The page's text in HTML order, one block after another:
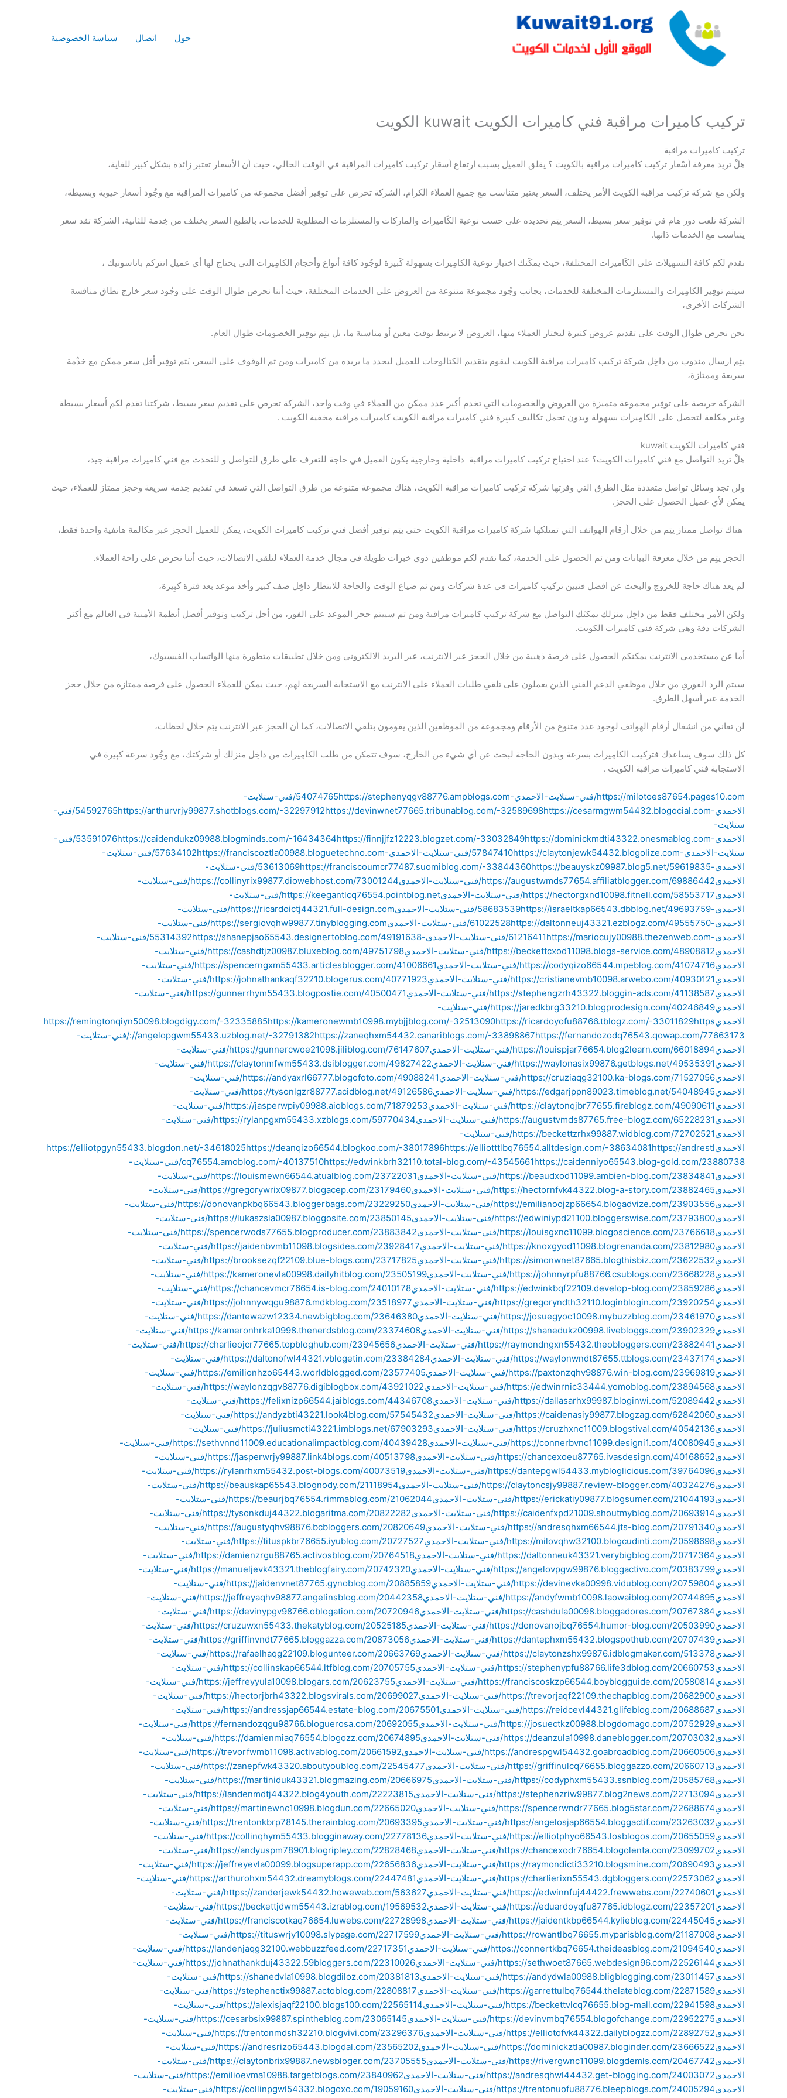
حول اتصال سياسة الخصوصية
تركيب كاميرات مراقبة فني كاميرات الكويت kuwait الكويت
تركيب كاميرات مراقبة
هلْ تريد معرفة أسْعار تركيب كاميرات مراقبة بالكويت ؟ يقلق العميل بسبب ارتفاع أسعَار تركيب كاميرات المراقبة في الوقت الحالي، حيث أن الأسعار تعتبر زائدة بشكل كبير للغاية،
ولكن مع شركة تركيب مراقبة الكويت الأمر يختلف، السعر يعتبر متناسب مع جميع العملاء الكرام، الشركة تحرص على توفِير أفضل مجموعة من كاميرات المراقبة مع وجُود أسعار حيوية وبسيطة،
الشركة تلعب دور هام في توفِير سعر بسيط، السعر يتِم تحديده على حسب نوعية الكَاميرات والماركات والمستلزمات المطلوبة للخدمات، بالطبع السعر يختلف من خِدمة للثانية، الشركة تقد سعر
يتناسب مع الخدمات ذاتها.
نقدم لكم كافة التسهيلات على الكَاميرات المختلفة، حيث يمكَنك اختيار نوعية الكامِيرات بسهولة كَبيرة لوجُود كافة أنواع وأحجام الكامِيرات التي يحتاج لها أي عميل انتركم باناسونيك ،
سيتم توفِير الكامِيرات والمستلزمات المختلفة للخدمات، بجانب وجُود مجموعة متنوعة من العروض على الخدمات المختلفة، حيث أننا نحرص طوال الوقت على وجُود سعر خارج نطاق منافسة
الشركات الأخرى،
نحن نحرص طوال الوقت على تقديم عروض كثيرة ليختار العملاء منها، العروض لا ترتبط بوقت معين أو مناسبة ما، بل يتِم توفِير الخصومات طوال العام.
يتِم ارسال مندوب من داخِل شركة تركيب كاميرات مراقبة الكويت ليقوم بتقديم الكتالوجات للعميل ليحدد ما يريده من كاميرات ومن ثم الوقوف على السعر، يَتم توفِير أقل سعر ممكن مع خدْمة
سريعة وممتازة،
الشركة حريصة على توفِير مجموعة متميزة من العروض والخصومات التي تخدم أكبر عدد ممكن من العملاء في وقت واحد، الشركة تحرص على تقديم سعر بسيط، شركتنا تقدم لكم أسعار بسيطة
وغير مكلفة لتحصل على الكامِيرات بسهولة وبدون تحمل تكاليف كبيِرة فني كاميرات مراقبة الكويت كاميرات مراقبة مخفية الكويت .
فني كاميرات الكويت kuwait
هلْ تريد التواصل مع فني كاميرات الكويت؟ عند احتياج تركيب كاميرات مراقبة داخلية وخارجية يكون العميل في حاجة للتعرف على طرق للتواصل و للتحدث مع فني كاميرات مراقبة جيد،
ولن تجد وسائل تواصل متعددة مثل الطرق التي وفرتها شركة تركيب كاميرات مراقبة الكويت، هناك مجموعة متنوعة من طرق التواصل التي تسعد في تقديم خِدمة سريعة وحجز ممتاز للعملاء، حيث
يمكن لأي عميل الحصول على الحجز.
هناك تواصل ممتاز يتِم من خلال أرقام الهواتف التي تمتلكها شركة كاميرات مراقبة الكويت حتى يتِم توفير أفضل فني تركيب كاميرات الكويت، يمكن للعميل الحجز عبر مكالمة هاتفية واحدة فقط،
الحجز يتِم من خلال معرفة البيانات ومن ثم الحصول على الخدمة، كما نقدم لكم موظفين ذوي خبرات طويلة في مجال خدمة العملاء لتلقي الاتصالات، حيث أننا نحرص على راحة العملاء.
لم يعد هناك حاجة للخروج والبحث عن افضل فنيين تركيب كاميرات في عدة شركات ومن ثم ضياع الوقت والحاجة للانتظار داخِل صف كبير وأخذ موعد بعد فترة كبِيرة،
ولكن الأمر مختلف فقط من داخِل منزلك يمكنَك التواصل مع شركة تركيب كاميرات مراقبة ومن ثم سييتم حجز الموعد على الفور، من أجل تركيب وتوفير أفضل أنظمة الأمنية في العالم مع أكثر
الشركات دقة وهي شركة فني كاميرات الكويت.
أما عن مستخدمي الانترنت يمكنكم الحصول على فرصة ذهبية من خلال الحجز عبر الانترنت، عبر البريد الالكتروني ومن خلال تطبيقات متطورة منها الواتساب الفيسبوك،
سيتم الرد الفوري من خلال موظفي الدعم الفني الذين يعملون على تلقي طلبات العملاء على الانترنت مع الاستجابة السريعة لهم، حيث يمكن للعملاء الحصول على فرصة ممتازة من خلال حجز
الخدمة عبر أسهل الطرق.
لن تعاني من انشغال أرقام الهواتف لوجود عدد متنوع من الأرقام ومجموعة من الموظفين الذين يقومون بتلقي الاتصالات، كما أن الحجز عبر الانترنت يتِم خلال لحظات،
كل ذلك سوف يساعدك فتركيب الكامِيرات بسرعة وبدون الحاجة لبحث عن أي شيء من الخارج، سوف تتمكن من طلب الكامِيرات من داخِل منزلك أو شركتك، مع وجُود سرعة كبِيرة في
الاستجابة فني كاميرات مراقبة الكويت .
https://milotoes87654.pages10.com/فني-ستلايت-الاحمدي-54074765
https://stephenyqgv88776.ampblogs.com/فني-ستلايت-
الاحمدي-54592765
https://arthurvrjy99877.shotblogs.com/-32297912https://devinwnet77665.tribunablog.com/-32589698
https://cesarmgwm54432.blogocial.com/فني-
ستلايت-
الاحمدي-53591076
https://caidendukz09988.blogminds.com/-16434364https://finnjjfz12223.blogzet.com/-33032849
https://dominickmdti43322.onesmablog.com/فني-
ستلايت-الاحمدي-57847410https://claytonjewk54432.blogolize.com/فني-ستلايت-الاحمدي-57634102
https://franciscoztla00988.bloguetechno.com/فني-ستلايت-
الاحمدي-53613069
https://franciscoumcr77487.suomiblog.com/-33844360
https://beauyskz09987.blog5.net/59619835/فني-ستلايت-
الاحمديhttps://augustwmds77654.affiliatblogger.com/69886442/فني-ستلايت-الاحمدي
https://collinyrix99877.diowebhost.com/73001244/فني-ستلايت-
الاحمديhttps://hectorgxnd10098.fitnell.com/58553717/فني-ستلايت-الاحمدي
https://keegantlcq76554.pointblog.net/فني-ستلايت-
الاحمدي-58683539https://israeltkap66543.dbblog.net/49693759/فني-ستلايت-الاحمدي
https://ricardoictj44321.full-design.com/فني-ستلايت-
الاحمدي-61022528https://daltonneuj43321.ezblogz.com/49555750/فني-ستلايت-الاحمدي
https://sergiovqhw99877.tinyblogging.com/فني-ستلايت-
الاحمدي-61216411https://mariocujy00988.thezenweb.com/فني-ستلايت-الاحمدي-55314392
https://shanepjao65543.designertoblog.com/49191638/فني-ستلايت-
الاحمديhttps://beckettcxod11098.blogs-service.com/48908812/فني-ستلايت-الاحمدي
https://cashdtjz00987.bluxeblog.com/49751798/فني-ستلايت-
الاحمديhttps://codyqizo66544.mpeblog.com/41074716/فني-ستلايت-الاحمدي
https://spencerngxm55433.articlesblogger.com/41006661/فني-ستلايت-
الاحمديhttps://cristianevmb10098.arwebo.com/40930121/فني-ستلايت-الاحمدي
https://johnathankaqf32210.blogerus.com/40771923/فني-ستلايت-
الاحمديhttps://stephengzrh43322.bloggin-ads.com/41138587/فني-ستلايت-الاحمدي
https://gunnerrhym55433.blogpostie.com/40500471/فني-ستلايت-
الاحمدي
https://jaredkbrg33210.blogprodesign.com/40246849/فني-ستلايت-
الاحمدي
https://remingtonqiyn50098.blogdigy.com/-32335885https://kameronewmb10998.mybjjblog.com/-32513090https://ricardoyofu88766.tblogz.com/-33011829https
://angelopgwm55433.uzblog.net/-32791382https://zaneqhxm54432.canariblogs.com/-33898867
https://fernandozodq76543.qowap.com/77663173/فني-ستلايت-
الاحمديhttps://louispjar76654.blog2learn.com/66018894/فني-ستلايت-الاحمدي
https://gunnercwoe21098.jiliblog.com/76147607/فني-ستلايت-
الاحمديhttps://waylonasix99876.getblogs.net/49535391/فني-ستلايت-الاحمدي
https://claytonmfwm55433.dsiblogger.com/49827422/فني-ستلايت-
الاحمديhttps://cruziaqg32100.ka-blogs.com/71527056/فني-ستلايت-الاحمدي
https://andyaxrl66777.blogofoto.com/49088241/فني-ستلايت-
الاحمديhttps://edgarjppn89023.timeblog.net/54048945/فني-ستلايت-الاحمدي
https://tysonlgzr88777.acidblog.net/49126586/فني-ستلايت-
الاحمديhttps://claytonqjbr77655.fireblogz.com/49090611/فني-ستلايت-الاحمدي
https://jasperwpiy09988.aioblogs.com/71879253/فني-ستلايت-
الاحمديhttps://augustvmds87765.free-blogz.com/65228231/فني-ستلايت-الاحمدي
https://rylanpgxm55433.xzblogs.com/59770434/فني-ستلايت-
الاحمدي
https://beckettzrhx99887.widblog.com/72702521/فني-ستلايت-
الاحمدي
https://elliotpgyn55433.blogdon.net/-34618025https://deanqizo66544.blogkoo.com/-38017896https://elliotttlbq76554.alltdesign.com/-38634081https://andrestl
cq76554.amoblog.com/-40137510https://edwinkbrh32110.total-blog.com/-43545661
https://caidenniyo65543.blog-gold.com/23880738/فني-ستلايت-
الاحمديhttps://beaudxod11099.ambien-blog.com/23834841/فني-ستلايت-الاحمدي
https://louismewn66544.atualblog.com/23722031/فني-ستلايت-
الاحمديhttps://hectornfvk44322.blog-a-story.com/23882465/فني-ستلايت-الاحمدي
https://gregorywrix09877.blogacep.com/23179460/فني-ستلايت-
الاحمديhttps://emilianoojzp66654.blogadvize.com/23903556/فني-ستلايت-الاحمدي
https://donovanpkbq66543.bloggerbags.com/23229250/فني-ستلايت-
الاحمديhttps://edwiniypd21100.bloggerswise.com/23793800/فني-ستلايت-الاحمدي
https://lukaszsla00987.bloggosite.com/23850145/فني-ستلايت-
الاحمديhttps://louisgxnc11099.blogoscience.com/23766618/فني-ستلايت-الاحمدي
https://spencerwods77655.blogproducer.com/23883842/فني-ستلايت-
الاحمديhttps://knoxgyod11098.blogrenanda.com/23812980/فني-ستلايت-الاحمدي
https://jaidenbvmb11098.blogsidea.com/23928417/فني-ستلايت-
الاحمديhttps://simonwnet87665.blogthisbiz.com/23622532/فني-ستلايت-الاحمدي
https://brooksezqf22109.blue-blogs.com/23717825/فني-ستلايت-
الاحمديhttps://johnnyrpfu88766.csublogs.com/23668228/فني-ستلايت-الاحمدي
https://kameronevla00998.dailyhitblog.com/23505199/فني-ستلايت-
الاحمديhttps://edwinkbqf22109.develop-blog.com/23859286/فني-ستلايت-الاحمدي
https://chancevmcr76654.is-blog.com/24010178/فني-ستلايت-
الاحمديhttps://gregoryndth32110.loginblogin.com/23920254/فني-ستلايت-الاحمدي
https://johnnywqgu98876.mdkblog.com/23518977/فني-ستلايت-
الاحمديhttps://josuegyoc10098.mybuzzblog.com/23461970/فني-ستلايت-الاحمدي
https://dantewazw12334.newbigblog.com/23646380/فني-ستلايت-
الاحمديhttps://shanedukz00998.livebloggs.com/23902329/فني-ستلايت-الاحمدي
https://kameronhrka10998.thenerdsblog.com/23374608/فني-ستلايت-
الاحمديhttps://raymondngxn55432.theobloggers.com/23882441/فني-ستلايت-الاحمدي
https://charlieojcr77665.topbloghub.com/23945656/فني-ستلايت-
الاحمديhttps://waylonwndt87655.ttblogs.com/23437174/فني-ستلايت-الاحمدي
https://daltonofwl44321.vblogetin.com/23384284/فني-ستلايت-
الاحمديhttps://paxtonzqhv98876.win-blog.com/23969819/فني-ستلايت-الاحمدي
https://emilionhzo65443.worldblogged.com/23577405/فني-ستلايت-
الاحمديhttps://edwinrnic33444.yomoblog.com/23894568/فني-ستلايت-الاحمدي
https://waylonzqgv88776.digiblogbox.com/43921022/فني-ستلايت-
الاحمديhttps://dallasarhx99987.bloginwi.com/52089442/فني-ستلايت-الاحمدي
https://felixnizp66544.jaiblogs.com/44346708/فني-ستلايت-
الاحمديhttps://caidenasiy99877.blogzag.com/62842060/فني-ستلايت-الاحمدي
https://andyzbti43221.look4blog.com/57545432/فني-ستلايت-
الاحمديhttps://cruzhxnc11009.blogstival.com/40542136/فني-ستلايت-الاحمدي
https://juliusmcti43221.imblogs.net/67903293/فني-ستلايت-
الاحمديhttps://connerbvnc11099.designi1.com/40080945/فني-ستلايت-الاحمدي
https://sethvnnd11009.educationalimpactblog.com/40439428/فني-ستلايت-
الاحمديhttps://chancexoeu87765.ivasdesign.com/40168652/فني-ستلايت-الاحمدي
https://jasperwrjy99887.link4blogs.com/40513798/فني-ستلايت-
الاحمديhttps://dantepgwl54433.mybloglicious.com/39764096/فني-ستلايت-الاحمدي
https://rylanrhxm55432.post-blogs.com/40073519/فني-ستلايت-
الاحمديhttps://claytoncsjy99887.review-blogger.com/40324276/فني-ستلايت-الاحمدي
https://beauskap65543.blognody.com/21118954/فني-ستلايت-
الاحمديhttps://erickatiy09877.blogsumer.com/21044193/فني-ستلايت-الاحمدي
https://beaurjbq76554.rimmablog.com/21062044/فني-ستلايت-
الاحمديhttps://caidenfxpd21009.shoutmyblog.com/20693914/فني-ستلايت-الاحمدي
https://tysonkduj44322.blogaritma.com/20822282/فني-ستلايت-
الاحمديhttps://andresqhxm66544.jts-blog.com/20791340/فني-ستلايت-الاحمدي
https://augustyqhv98876.bcbloggers.com/20820649/فني-ستلايت-
الاحمديhttps://milovqhw32100.blogcudinti.com/20598698/فني-ستلايت-الاحمدي
https://tituspkbr76655.iyublog.com/20727527/فني-ستلايت-
الاحمديhttps://daltonneuk43321.verybigblog.com/20717364/فني-ستلايت-الاحمدي
https://damienzrgu88765.activosblog.com/20764518/فني-ستلايت-
الاحمديhttps://angelovpgw99876.bloggactivo.com/20383799/فني-ستلايت-الاحمدي
https://manueljevk43321.theblogfairy.com/20742320/فني-ستلايت-
الاحمديhttps://devinevka00998.vidublog.com/20759804/فني-ستلايت-الاحمدي
https://jaidenvnet87765.gynoblog.com/20885859/فني-ستلايت-
الاحمديhttps://andyfwmb10098.laowaiblog.com/20744695/فني-ستلايت-الاحمدي
https://jeffreyaqhv98877.angelinsblog.com/20442358/فني-ستلايت-
الاحمديhttps://cashdula00098.bloggadores.com/20767384/فني-ستلايت-الاحمدي
https://devinypgv98766.oblogation.com/20720946/فني-ستلايت-
الاحمديhttps://donovanojbq76554.humor-blog.com/20503990/فني-ستلايت-الاحمدي
https://cruzuwxn55433.thekatyblog.com/20525185/فني-ستلايت-
الاحمديhttps://dantephxm55432.blogspothub.com/20707439/فني-ستلايت-الاحمدي
https://griffinvndt77665.bloggazza.com/20873056/فني-ستلايت-
الاحمديhttps://claytonzshx99876.idblogmaker.com/513378/فني-ستلايت-الاحمدي
https://rafaelhaqg22109.blogunteer.com/20663769/فني-ستلايت-
الاحمديhttps://stephenypfu88766.life3dblog.com/20660753/فني-ستلايت-الاحمدي
https://collinskap66544.ltfblog.com/20705755/فني-ستلايت-
الاحمديhttps://franciscoskzp66544.boyblogguide.com/20580814/فني-ستلايت-الاحمدي
https://jeffreyyula10098.blogars.com/20623755/فني-ستلايت-
الاحمديhttps://trevorjaqf22109.thechapblog.com/20682900/فني-ستلايت-الاحمدي
https://hectorjbrh43322.blogsvirals.com/20699027/فني-ستلايت-
الاحمديhttps://reidcevl44321.glifeblog.com/20688687/فني-ستلايت-الاحمدي
https://andressjap66544.estate-blog.com/20675501/فني-ستلايت-
الاحمديhttps://josuectkz00988.blogdomago.com/20752929/فني-ستلايت-الاحمدي
https://fernandozqgu98766.bloguerosa.com/20692055/فني-ستلايت-
الاحمديhttps://deanzula10998.daneblogger.com/20703032/فني-ستلايت-الاحمدي
https://damienmiaq76554.blogozz.com/20674895/فني-ستلايت-
الاحمديhttps://andrespgwl54432.goabroadblog.com/20660506/فني-ستلايت-الاحمدي
https://trevorfwmb11098.activablog.com/20661592/فني-ستلايت-
الاحمديhttps://griffinulcq76655.bloggazzo.com/20660713/فني-ستلايت-الاحمدي
https://zanepfwk43320.aboutyoublog.com/22545477/فني-ستلايت-
الاحمديhttps://codyphxm55433.ssnblog.com/20585768/فني-ستلايت-الاحمدي
https://martiniduk43321.blogmazing.com/20666975/فني-ستلايت-
الاحمديhttps://stephenzriw99877.blog2news.com/22713094/فني-ستلايت-الاحمدي
https://landenmdtj44322.blog4youth.com/22223815/فني-ستلايت-
الاحمديhttps://spencerwndr77665.blog5star.com/22688674/فني-ستلايت-الاحمدي
https://martinewnc10998.blogdun.com/22665020/فني-ستلايت-
الاحمديhttps://angelosjap66554.bloggactif.com/23263032/فني-ستلايت-الاحمدي
https://trentonkbrp78145.therainblog.com/20693395/فني-ستلايت-
الاحمديhttps://elliotphyo66543.losblogos.com/20655059/فني-ستلايت-الاحمدي
https://collinqhym55433.blogginaway.com/22778136/فني-ستلايت-
الاحمديhttps://chancexodr76654.blogolenta.com/23099702/فني-ستلايت-الاحمدي
https://andyuspm78901.blogripley.com/22828468/فني-ستلايت-
الاحمديhttps://raymondicti33210.blogsmine.com/20690493/فني-ستلايت-الاحمدي
https://jeffreyevla00099.blogsuperapp.com/22656836/فني-ستلايت-
الاحمديhttps://charlierixn55543.dgbloggers.com/22573062/فني-ستلايت-الاحمدي
https://arthurohxm54432.dreamyblogs.com/22447481/فني-ستلايت-
الاحمديhttps://edwinnfuj44422.frewwebs.com/22740601/فني-ستلايت-الاحمدي
https://zanderjewk54432.howeweb.com/563627/فني-ستلايت-
الاحمديhttps://eduardoyqfu87765.idblogz.com/22357201/فني-ستلايت-الاحمدي
https://beckettjdwm55443.izrablog.com/19569532/فني-ستلايت-
الاحمديhttps://jaidentkbp66544.kylieblog.com/22445045/فني-ستلايت-الاحمدي
https://franciscotkaq76654.luwebs.com/22728998/فني-ستلايت-
الاحمديhttps://rowantlbq76655.myparisblog.com/21187008/فني-ستلايت-الاحمدي
https://tituswrjy10098.slypage.com/22717599/فني-ستلايت-
الاحمديhttps://connertkbq76654.theideasblog.com/21094540/فني-ستلايت-الاحمدي
https://landenjaqg32100.webbuzzfeed.com/22717351/فني-ستلايت-
الاحمديhttps://sethwoet87665.webdesign96.com/22526144/فني-ستلايت-الاحمدي
https://johnathankduj43322.59bloggers.com/22310026/فني-ستلايت-
الاحمديhttps://andydwla00988.bligblogging.com/23011457/فني-ستلايت-الاحمدي
https://shanedvla10998.blogdiloz.com/20381813/فني-ستلايت-
الاحمديhttps://garrettulbq76544.thelateblog.com/22871589/فني-ستلايت-الاحمدي
https://stephenctix99887.actoblog.com/22808817/فني-ستلايت-
الاحمديhttps://beckettvlcq76655.blog-mall.com/22941598/فني-ستلايت-الاحمدي
https://alexisjaqf22100.blogs100.com/22565114/فني-ستلايت-
الاحمديhttps://devinvmbq76554.blogofchange.com/22952275/فني-ستلايت-الاحمدي
https://cesarbsix99887.spintheblog.com/23065145/فني-ستلايت-
الاحمديhttps://elliotofvk44322.dailyblogzz.com/22892752/فني-ستلايت-الاحمدي
https://trentonmdsh32210.blogvivi.com/23296376/فني-ستلايت-
الاحمديhttps://dominickztla00987.bloginder.com/23666522/فني-ستلايت-الاحمدي
https://andresrizo65443.blogdal.com/23565202/فني-ستلايت-
الاحمديhttps://rivergwnc11099.blogdemls.com/20467742/فني-ستلايت-الاحمدي
https://claytonbrix99887.newsbloger.com/23705555/فني-ستلايت-
الاحمديhttps://andresqhwl44432.get-blogging.com/24003072/فني-ستلايت-الاحمدي
https://emilioevma10988.targetblogs.com/23840962/فني-ستلايت-
الاحمديhttps://trentonuofu88776.bleepblogs.com/24005294/فني-ستلايت-الاحمدي
https://collinpgwl54332.blogoxo.com/19059160/فني-ستلايت-